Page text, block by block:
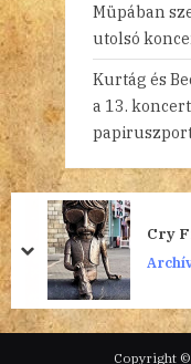
Müpában
utolsó
Kurtág és
a 13.
Cry
prev
next
Copyright